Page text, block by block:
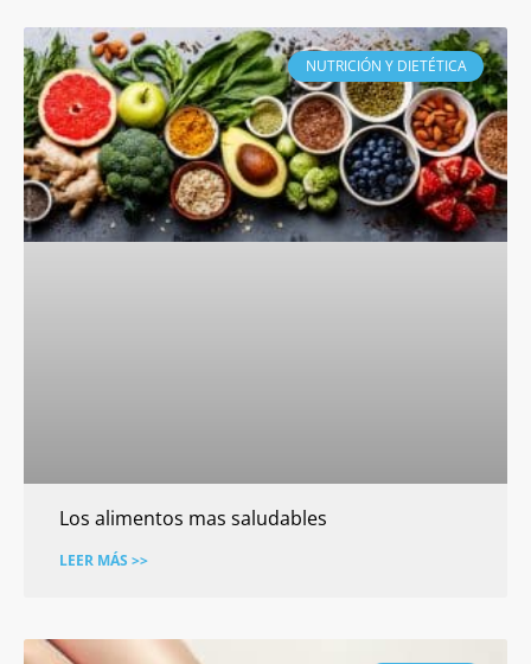
NUTRICIÓN Y DIETÉTICA
Los alimentos mas saludables
LEER MÁS >>